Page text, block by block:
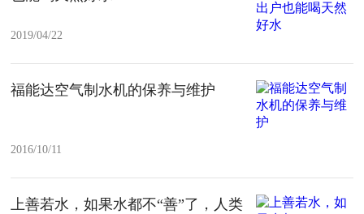
2019/04/22
福能达空气制水机的保养与维护
2016/10/11
上善若水，如果水都不“善”了，人类